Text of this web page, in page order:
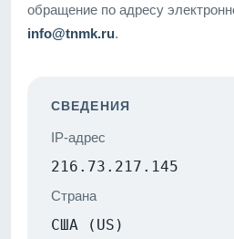
обращение по адресу
info@tnmk.ru.
СВЕДЕНИЯ
IP-адрес
216.73.217.145
Страна
США (US)